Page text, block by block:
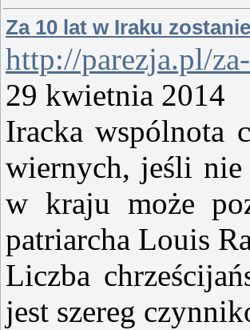
Za 10 lat w Iraku
http://parezja.pl/
29 kwietnia 2014
Iracka wspólnota
wiernych, jeśli nie
w kraju może
patriarcha Louis
Liczba
jest szereg